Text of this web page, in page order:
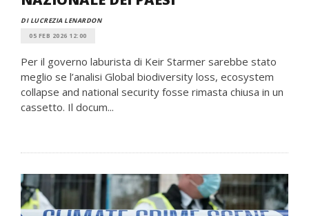
DI LUCREZIA LENARDON
05 FEB 2026 12:00
Per il governo laburista di Keir Starmer sarebbe stato
meglio se l’analisi Global biodiversity loss, ecosystem
collapse and national security fosse rimasta chiusa in un
cassetto. Il docum...